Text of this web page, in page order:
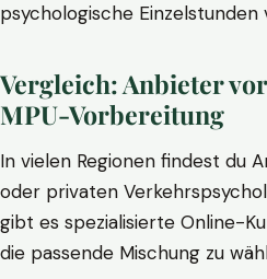
psychologische
Vergleich: Anbieter
MPU-Vorbereitung
In vielen Regionen findest du
oder privaten
gibt es spezialisierte Online-
die passende Mischung zu